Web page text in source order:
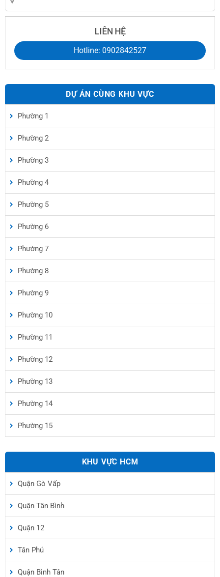
LIÊN HỆ
Hotline: 0902842527
DỰ ÁN CÙNG KHU VỰC
Phường 1
Phường 2
Phường 3
Phường 4
Phường 5
Phường 6
Phường 7
Phường 8
Phường 9
Phường 10
Phường 11
Phường 12
Phường 13
Phường 14
Phường 15
KHU VỰC HCM
Quận Gò Vấp
Quận Tân Bình
Quận 12
Tân Phú
Quận Bình Tân